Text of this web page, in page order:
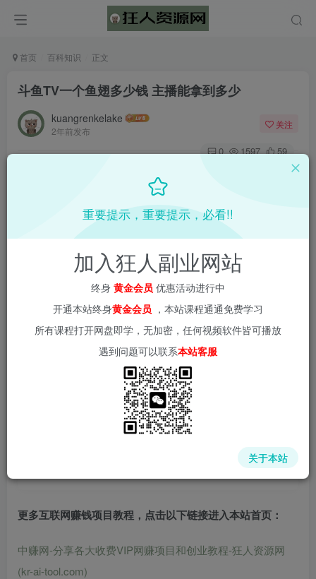
首页 百科知识 正文
斗鱼TV一个鱼翅多少钱 主播能拿到多少
kuangrenkelake
2年前发布
关注
0 1597 59
📌 1000➕互联网副业项目教程，更多网赚项目，点击以下
链接进入本站首页：
中赚网 - 分享各大收费VIP网赚项目和创业教程 - 狂人资源
更多互联网赚钱项目教程，点击以下链接进入本站首页 ：
中赚网-分享各大收费VIP网赚项目和创业教程-狂人资源网
(kr-ai-tool.com)
重要提示，重要提示，必看!!
加入狂人副业网站
终身 黄金会员 优惠活动进行中
开通本站终身黄金会员 ，本站课程通通免费学习
所有课程打开网盘即学，无加密，任何视频软件皆可播放
遇到问题可以联系本站客服
关于本站